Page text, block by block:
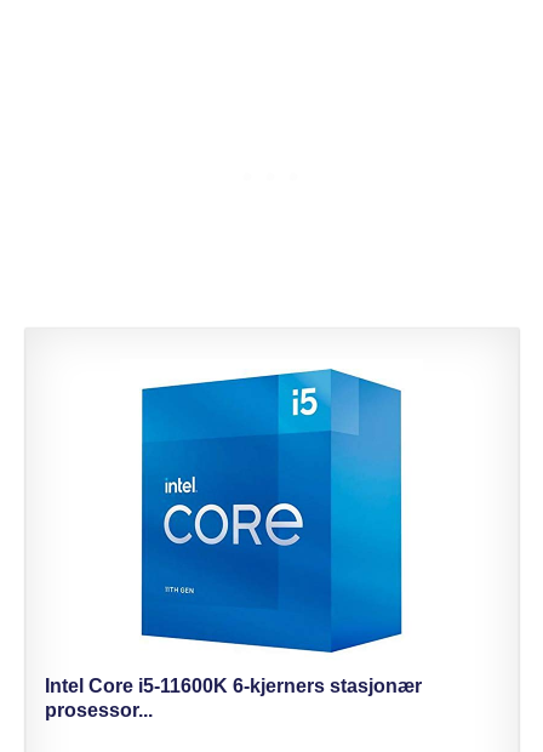
Intel Core i5-11600K 6-kjerners stasjonær
prosessor...